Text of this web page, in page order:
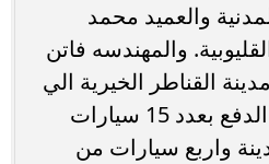
والعميد محمد
والمهندسه فاتن
القناطر الخيرية الي
موقع الحادث حيث تم الدفع بعدد 15 سيارات
واربع سيارات من